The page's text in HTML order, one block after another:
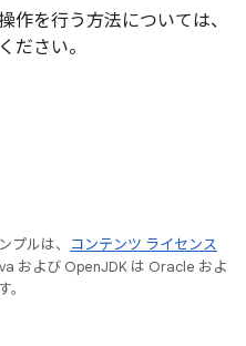
作を行う方法については、
ださい。
プルは、
コンテンツ ライセンス
および OpenJDK は Oracle およ